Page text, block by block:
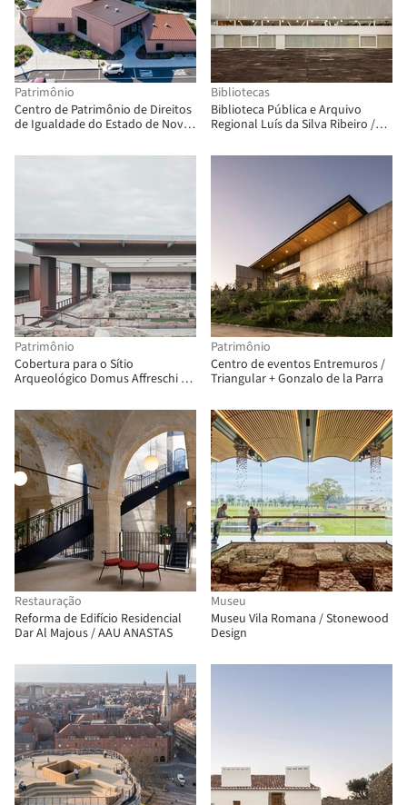
Patrimônio
Centro de Patrimônio de Direitos
de Igualdade do Estado de Nova
Bibliotecas
Biblioteca Pública e Arquivo
Regional Luís da Silva Ribeiro /
Patrimônio
Cobertura para o Sítio
Arqueológico Domus Affreschi /
Patrimônio
Centro de eventos Entremuros /
Triangular + Gonzalo de la Parra
Restauração
Reforma de Edifício Residencial
Dar Al Majous / AAU ANASTAS
Museu
Museu Vila Romana / Stonewood
Design